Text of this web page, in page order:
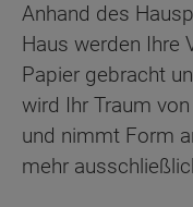
Anhand des
Haus werden Ihre
Papier gebracht
wird Ihr Traum
und nimmt Form
mehr